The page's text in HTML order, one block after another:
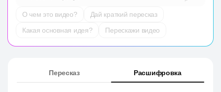
О чем это видео?
Дай краткий пересказ
Какая основная идея?
Перескажи видео
Пересказ Расшифровка